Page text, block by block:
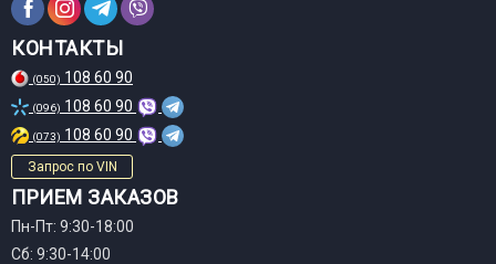
КОНТАКТЫ
(050) 108 60 90
(096) 108 60 90
(073) 108 60 90
Запрос по VIN
ПРИЕМ ЗАКАЗОВ
Пн-Пт: 9:30-18:00
Сб: 9:30-14:00